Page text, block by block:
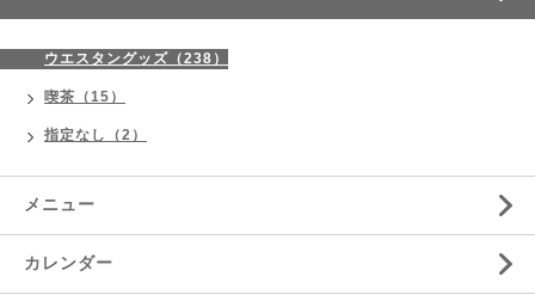
ウエスタングッズ（238）
喫茶（15）
指定なし（2）
メニュー
カレンダー